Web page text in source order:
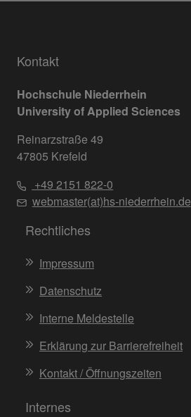
Kontakt
Hochschule Niederrhein
University of Applied Sciences
Reinarzstraße 49
47805 Krefeld
+49 2151 822-0
webmaster(at)hs-niederrhein.de
Rechtliches
Impressum
Datenschutz
Interne Meldestelle
Erklärung zur Barrierefreiheit
Kontakt / Öffnungszeiten
Internes